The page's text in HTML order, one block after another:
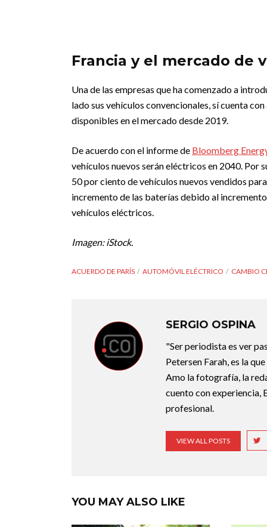
Francia y el mercado de
Una de las empresas que ha comenzado a
lado sus vehículos convencionales, sí cuenta
disponibles en el mercado desde 2019.
De acuerdo con el informe de Bloomberg
vehículos nuevos serán eléctricos en 2040. Por
50 por ciento de vehículos nuevos vendidos
incremento de las baterías debido al
vehículos eléctricos.
Imagen: iStock.
ACUERDO DE PARÍS AUTOMÓVIL ELÉCTRICO CAMBIO
SERGIO OSPINA
"Ser periodista es ver
Petersen Farah, es la
Amo la fotografía, la
cuento con experiencia,
profesional.
VIEW ALL POSTS
YOU MAY ALSO LIKE